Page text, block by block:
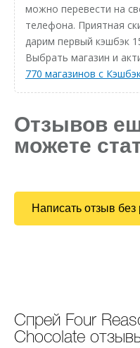
можно перевести на
телефона. Приятная
дарим первый кэшбэк
Выбрать магазин и
770 магазинов с
Отзывов
можете
Написать отзыв без
Спрей Four
Chocolate